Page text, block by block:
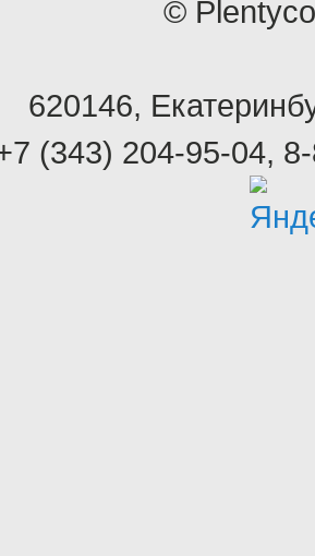
©
620146,
(343) 204-95-04,